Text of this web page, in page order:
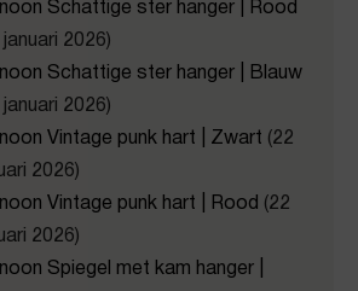
Schattige ster hanger | Rood
januari 2026)
Schattige ster hanger | Blauw
januari 2026)
Vintage punk hart | Zwart (22
2026)
Vintage punk hart | Rood (22
2026)
Spiegel met kam hanger |